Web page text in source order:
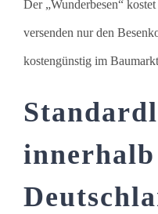
Der „Wunderbesen“
versenden nur den
kostengünstig im
innerhalb